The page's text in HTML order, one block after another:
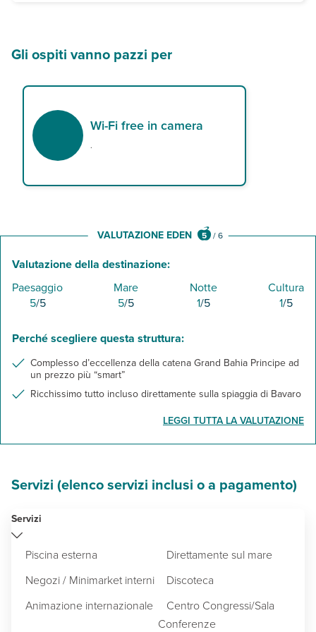
Gli ospiti vanno pazzi per
Wi-Fi free in camera
.
VALUTAZIONE EDEN 5 /6
Valutazione della destinazione:
Paesaggio
5/5
Mare
5/5
Notte
1/5
Cultura
1/5
Perché scegliere questa struttura:
Complesso d’eccellenza della catena Grand Bahia Principe ad
un prezzo più “smart”
Ricchissimo tutto incluso direttamente sulla spiaggia di Bavaro
LEGGI TUTTA LA VALUTAZIONE
Servizi (elenco servizi inclusi o a pagamento)
Servizi
Piscina esterna
Direttamente sul mare
Negozi / Minimarket interni
Discoteca
Animazione internazionale
Centro Congressi/Sala
Conferenze